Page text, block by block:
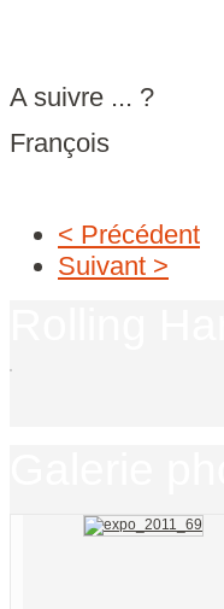
A suivre ... ?
François
< Précédent
Suivant >